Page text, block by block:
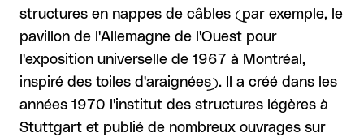
structures en nappes de câbles (par exemple, le
pavillon de l'Allemagne de l'Ouest pour
l'exposition universelle de 1967 à Montréal,
inspiré des toiles d'araignées). Il a créé dans les
années 1970 l'institut des structures légères à
Stuttgart et publié de nombreux ouvrages sur